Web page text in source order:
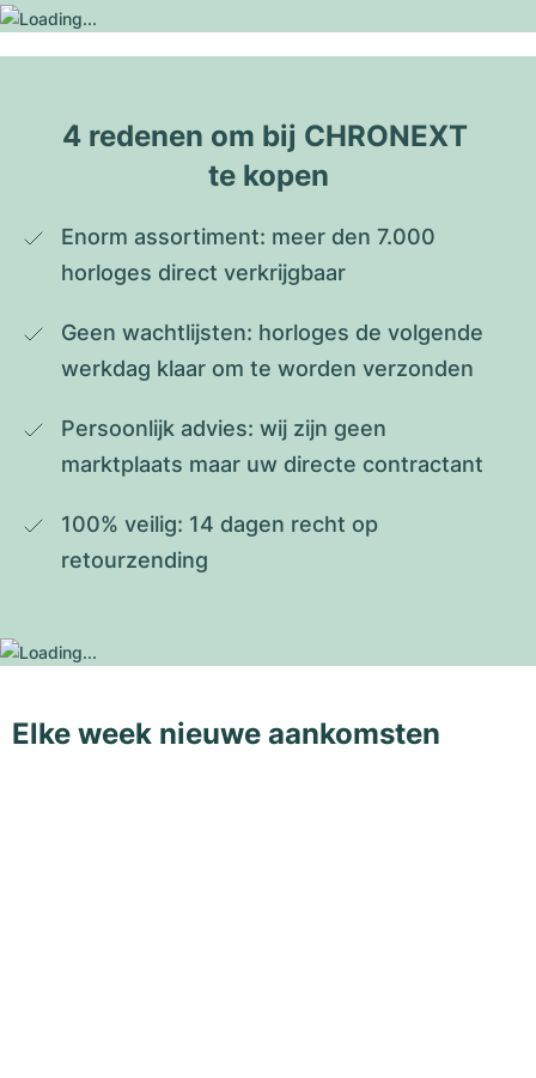
4 redenen om bij CHRONEXT
te kopen
Enorm assortiment: meer den 7.000
horloges direct verkrijgbaar
Geen wachtlijsten: horloges de volgende
werkdag klaar om te worden verzonden
Persoonlijk advies: wij zijn geen
marktplaats maar uw directe contractant
100% veilig: 14 dagen recht op
retourzending
Elke week nieuwe aankomsten